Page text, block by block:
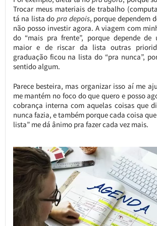
Trocar meus materiais de trabalho
tá na lista dopra depois, porque dependem
não posso investir agora. A viagem com
do “mais pra frente”, porque depende de
maior e de riscar da lista outras
graduação ficou na lista do “pra nunca”,
sentido algum.
Parece besteira, mas organizar isso aí me
me mantém no foco do que quero e posso
cobrança interna com aquelas coisas que
nunca fazia, e também porque cada coisa
lista” me dá ânimo pra fazer cada vez mais.